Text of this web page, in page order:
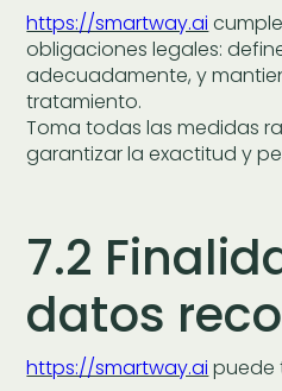
https://smartway.ai
obligaciones legales:
adecuadamente, y
tratamiento.
Toma todas las medidas
garantizar la exactitud y
7.2
datos
https://smartway.ai puede